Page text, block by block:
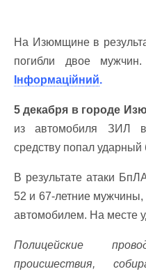
На Изюмщине в
погибли двое
Інформаційний.
5 декабря в городе
из автомобиля ЗИЛ в
средству попал ударный
В результате атаки
52 и 67-летние
автомобилем. На месте
Полицейские
происшествия,